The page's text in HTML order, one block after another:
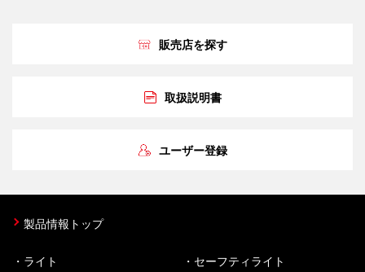
販売店を探す
取扱説明書
ユーザー登録
製品情報トップ
ライト セーフティライト